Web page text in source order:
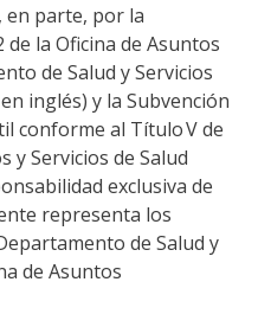
en parte, por la
de la Oficina de Asuntos
de Salud y Servicios
inglés) y la Subvención
conforme al Título V de
y Servicios de Salud
exclusiva de
representa los
de Salud y
de Asuntos